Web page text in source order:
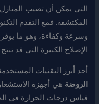
التي يمكن أن تصيب
المكتشفة. فمع التقدم
وسرعة وكفاءة، وهو ما
الإصلاح الكبيرة التي قد
أحد أبرز التقنيات
الروضة هي أجهزة
قياس درجات الحرارة في